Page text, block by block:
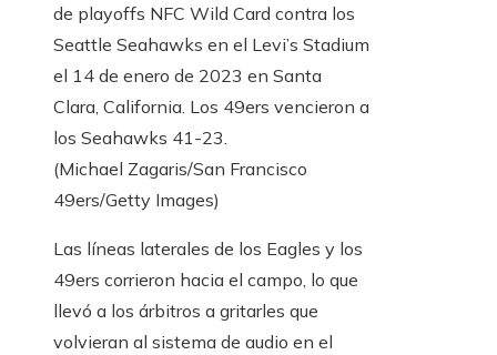
de playoffs NFC Wild Card contra los
Seattle Seahawks en el Levi’s Stadium
el 14 de enero de 2023 en Santa
Clara, California. Los 49ers vencieron a
los Seahawks 41-23.
(Michael Zagaris/San Francisco
49ers/Getty Images)
Las líneas laterales de los Eagles y los
49ers corrieron hacia el campo, lo que
llevó a los árbitros a gritarles que
volvieran al sistema de audio en el